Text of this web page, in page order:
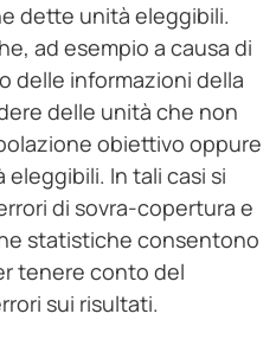
dette unità eleggibili.
ad esempio a causa di
delle informazioni della
delle unità che non
obiettivo oppure
In tali casi si
di sovra-copertura e
statistiche consentono
tenere conto del
sui risultati.